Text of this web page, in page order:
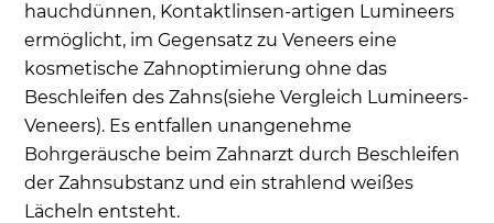
hauchdünnen, Kontaktlinsen-artigen Lumineers
ermöglicht, im Gegensatz zu Veneers eine
kosmetische Zahnoptimierung ohne das
Beschleifen des Zahns(siehe Vergleich Lumineers-
Veneers). Es entfallen unangenehme
Bohrgeräusche beim Zahnarzt durch Beschleifen
der Zahnsubstanz und ein strahlend weißes
Lächeln entsteht.